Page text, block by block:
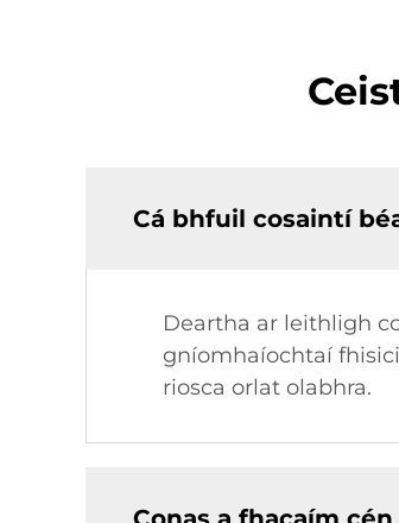
Cá bhfuil cosaintí
Deartha ar leithligh
gníomhaíochtaí
riosca orlat olabhra.